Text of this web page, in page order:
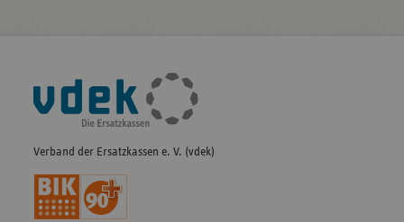
Fußleisten-
Navigation
Verband der Ersatzkassen e. V. (vdek)